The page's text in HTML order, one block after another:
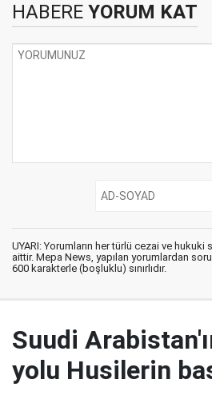
HABERE YORUM KAT
UYARI: Yorumların her türlü cezai ve
aittir. Mepa News, yapılan yorumlardan
600 karakterle (boşluklu) sınırlıdır.
Suudi
yolu Husilerin